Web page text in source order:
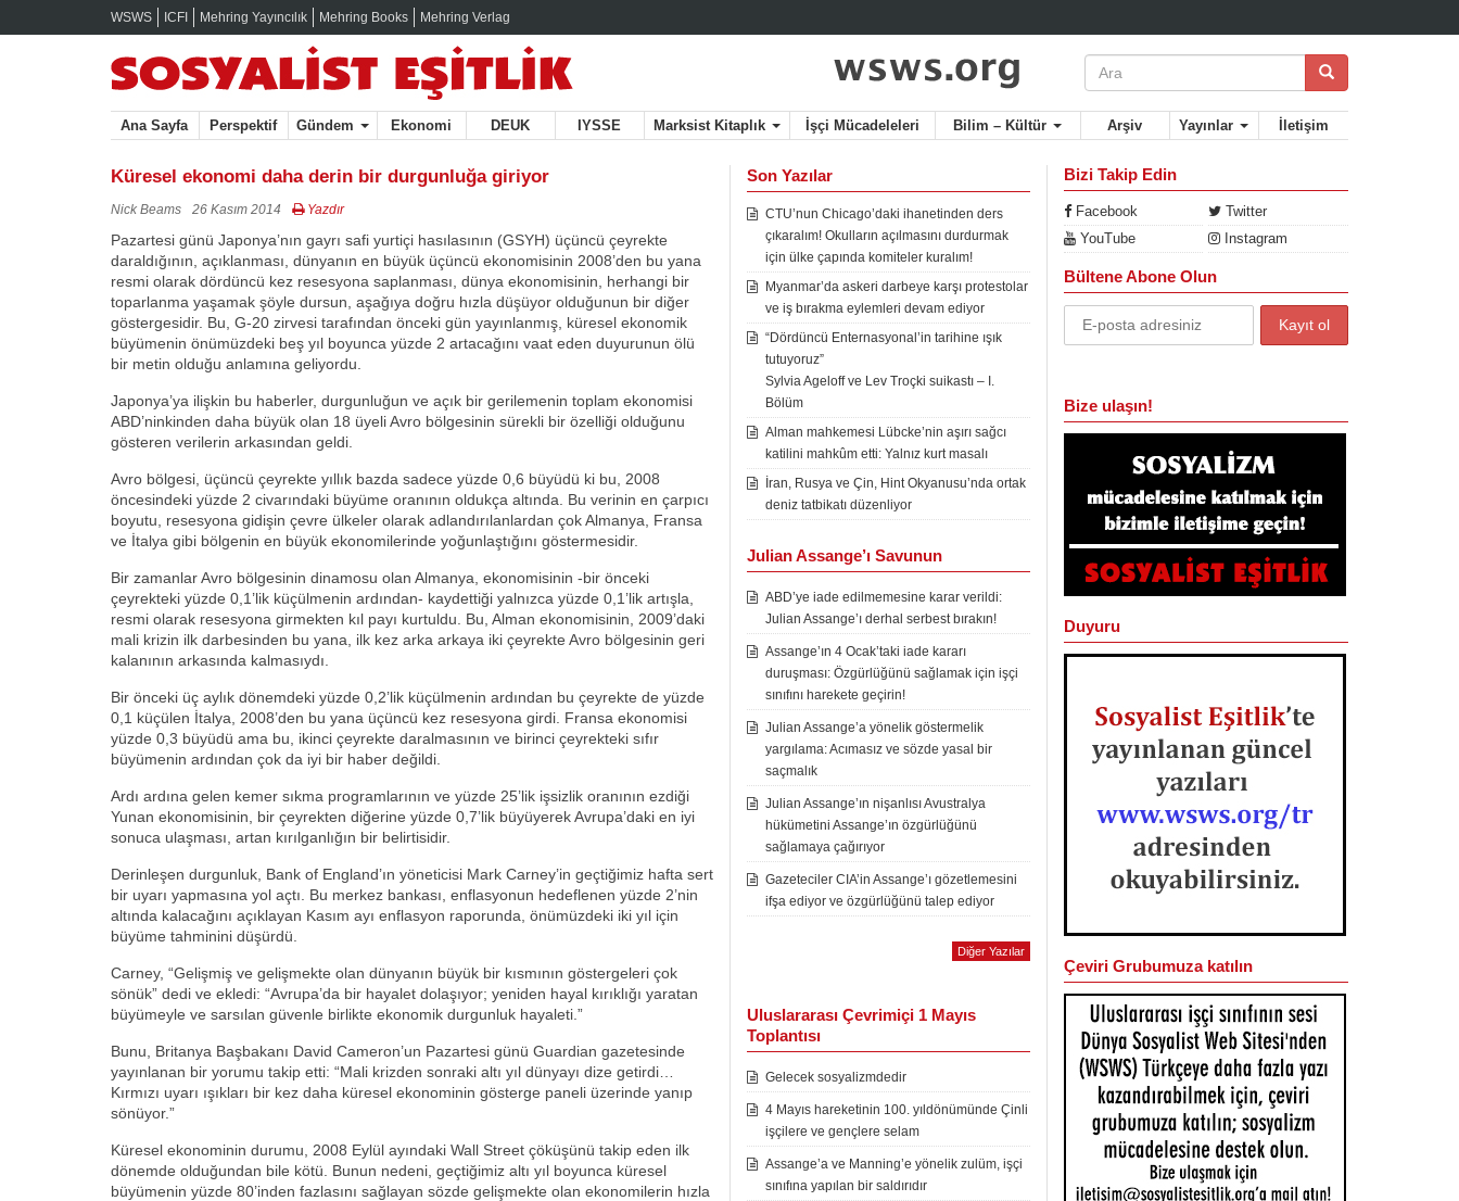
WSWS ICFI Mehring Yayıncılık Mehring Books Mehring Verlag
Ana Sayfa Perspektif Gündem Ekonomi DEUK IYSSE Marksist Kitaplık İşçi Mücadeleleri Bilim – Kültür Arşiv Yayınlar İletişim
Küresel ekonomi daha derin bir durgunluğa giriyor
Nick Beams 26 Kasım 2014 Yazdır
Pazartesi günü Japonya’nın gayrı safi yurtiçi hasılasının (GSYH) üçüncü çeyrekte
daraldığının, açıklanması, dünyanın en büyük üçüncü ekonomisinin 2008’den bu yana
resmi olarak dördüncü kez resesyona saplanması, dünya ekonomisinin, herhangi bir
toparlanma yaşamak şöyle dursun, aşağıya doğru hızla düşüyor olduğunun bir diğer
göstergesidir. Bu, G-20 zirvesi tarafından önceki gün yayınlanmış, küresel ekonomik
büyümenin önümüzdeki beş yıl boyunca yüzde 2 artacağını vaat eden duyurunun ölü
bir metin olduğu anlamına geliyordu.
Japonya’ya ilişkin bu haberler, durgunluğun ve açık bir gerilemenin toplam ekonomisi
ABD’ninkinden daha büyük olan 18 üyeli Avro bölgesinin sürekli bir özelliği olduğunu
gösteren verilerin arkasından geldi.
Avro bölgesi, üçüncü çeyrekte yıllık bazda sadece yüzde 0,6 büyüdü ki bu, 2008
öncesindeki yüzde 2 civarındaki büyüme oranının oldukça altında. Bu verinin en çarpıcı
boyutu, resesyona gidişin çevre ülkeler olarak adlandırılanlardan çok Almanya, Fransa
ve İtalya gibi bölgenin en büyük ekonomilerinde yoğunlaştığını göstermesidir.
Bir zamanlar Avro bölgesinin dinamosu olan Almanya, ekonomisinin -bir önceki
çeyrekteki yüzde 0,1’lik küçülmenin ardından- kaydettiği yalnızca yüzde 0,1’lik artışla,
resmi olarak resesyona girmekten kıl payı kurtuldu. Bu, Alman ekonomisinin, 2009’daki
mali krizin ilk darbesinden bu yana, ilk kez arka arkaya iki çeyrekte Avro bölgesinin geri
kalanının arkasında kalmasıydı.
Bir önceki üç aylık dönemdeki yüzde 0,2’lik küçülmenin ardından bu çeyrekte de yüzde
0,1 küçülen İtalya, 2008’den bu yana üçüncü kez resesyona girdi. Fransa ekonomisi
yüzde 0,3 büyüdü ama bu, ikinci çeyrekte daralmasının ve birinci çeyrekteki sıfır
büyümenin ardından çok da iyi bir haber değildi.
Ardı ardına gelen kemer sıkma programlarının ve yüzde 25’lik işsizlik oranının ezdiği
Yunan ekonomisinin, bir çeyrekten diğerine yüzde 0,7’lik büyüyerek Avrupa’daki en iyi
sonuca ulaşması, artan kırılganlığın bir belirtisidir.
Derinleşen durgunluk, Bank of England’ın yöneticisi Mark Carney’in geçtiğimiz hafta sert
bir uyarı yapmasına yol açtı. Bu merkez bankası, enflasyonun hedeflenen yüzde 2’nin
altında kalacağını açıklayan Kasım ayı enflasyon raporunda, önümüzdeki iki yıl için
büyüme tahminini düşürdü.
Carney, “Gelişmiş ve gelişmekte olan dünyanın büyük bir kısmının göstergeleri çok
sönük” dedi ve ekledi: “Avrupa’da bir hayalet dolaşıyor; yeniden hayal kırıklığı yaratan
büyümeyle ve sarsılan güvenle birlikte ekonomik durgunluk hayaleti.”
Bunu, Britanya Başbakanı David Cameron’un Pazartesi günü Guardian gazetesinde
yayınlanan bir yorumu takip etti: “Mali krizden sonraki altı yıl dünyayı dize getirdi…
Kırmızı uyarı ışıkları bir kez daha küresel ekonominin gösterge paneli üzerinde yanıp
sönüyor.”
Küresel ekonominin durumu, 2008 Eylül ayındaki Wall Street çöküşünü takip eden ilk
dönemde olduğundan bile kötü. Bunun nedeni, geçtiğimiz altı yıl boyunca küresel
büyümenin yüzde 80’inden fazlasını sağlayan sözde gelişmekte olan ekonomilerin hızla
Son Yazılar
CTU’nun Chicago’daki ihanetinden ders
çıkaralım! Okulların açılmasını durdurmak
için ülke çapında komiteler kuralım!
Myanmar’da askeri darbeye karşı protestolar
ve iş bırakma eylemleri devam ediyor
“Dördüncü Enternasyonal’in tarihine ışık
tutuyoruz”
Sylvia Ageloff ve Lev Troçki suikastı – I.
Bölüm
Alman mahkemesi Lübcke’nin aşırı sağcı
katilini mahkûm etti: Yalnız kurt masalı
İran, Rusya ve Çin, Hint Okyanusu’nda ortak
deniz tatbikatı düzenliyor
Julian Assange’ı Savunun
ABD’ye iade edilmemesine karar verildi:
Julian Assange’ı derhal serbest bırakın!
Assange’ın 4 Ocak’taki iade kararı
duruşması: Özgürlüğünü sağlamak için işçi
sınıfını harekete geçirin!
Julian Assange’a yönelik göstermelik
yargılama: Acımasız ve sözde yasal bir
saçmalık
Julian Assange’ın nişanlısı Avustralya
hükümetini Assange’ın özgürlüğünü
sağlamaya çağırıyor
Gazeteciler CIA’in Assange’ı gözetlemesini
ifşa ediyor ve özgürlüğünü talep ediyor
Diğer Yazılar
Uluslararası Çevrimiçi 1 Mayıs
Toplantısı
Gelecek sosyalizmdedir
4 Mayıs hareketinin 100. yıldönümünde Çinli
işçilere ve gençlere selam
Assange’a ve Manning’e yönelik zulüm, işçi
sınıfına yapılan bir saldırıdır
Bizi Takip Edin
Facebook
Twitter
YouTube
Instagram
Bültene Abone Olun
Bize ulaşın!
Duyuru
Çeviri Grubumuza katılın